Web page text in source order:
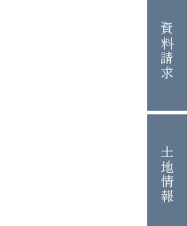
資料請求
土地情報